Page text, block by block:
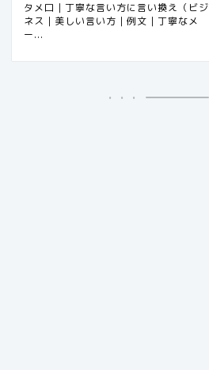
タメ口｜丁寧な言い方に言い換え（ビジ
ネス｜美しい言い方｜例文｜丁寧なメ
ー...